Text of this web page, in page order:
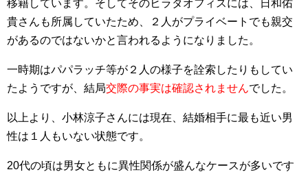
移籍しています。そしてそのヒラタオフィスには、日和佑
貴さんも所属していたため、２人がプライベートでも親交
があるのではないかと言われるようになりました。
一時期はパパラッチ等が２人の様子を詮索したりもしてい
たようですが、結局交際の事実は確認されませんでした。
以上より、小林涼子さんには現在、結婚相手に最も近い男
性は１人もいない状態です。
20代の頃は男女ともに異性関係が盛んなケースが多いです